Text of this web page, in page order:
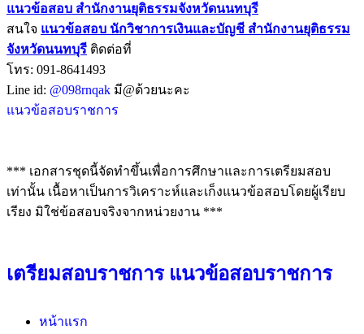
แนวข้อสอบ สำนักงานยุติธรรมจังหวัดนนทบุรี
สนใจ แนวข้อสอบ นักวิชาการเงินและบัญชี สำนักงานยุติธรรม
จังหวัดนนทบุรี ติดต่อที่
โทร: 091-8641493
Line id: @098rnqak มี@ด้วยนะคะ
แนวข้อสอบราชการ
*** เอกสารชุดนี้จัดทำขึ้นเพื่อการศึกษาและการเตรียมสอบ
เท่านั้น เนื้อหาเป็นการวิเคราะห์และเก็งแนวข้อสอบโดยผู้เรียบ
เรียง มิใช่ข้อสอบจริงจากหน่วยงาน ***
เตรียมสอบราชการ แนวข้อสอบราชการ
หน้าแรก